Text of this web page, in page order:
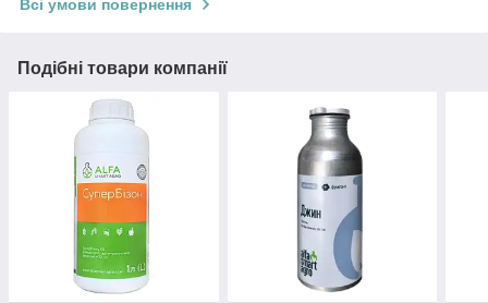
Всі умови повернення
Подібні товари компанії